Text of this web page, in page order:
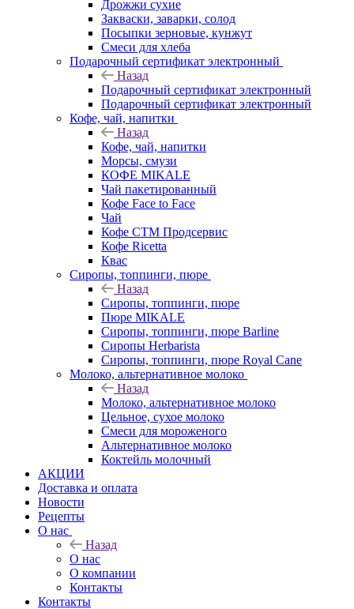
Дрожжи сухие
Закваски, заварки, солод
Посыпки зерновые, кунжут
Смеси для хлеба
Подарочный сертификат электронный
Назад
Подарочный сертификат электронный
Подарочный сертификат электронный
Кофе, чай, напитки
Назад
Кофе, чай, напитки
Морсы, смузи
КОФЕ MIKALE
Чай пакетированный
Кофе Face to Face
Чай
Кофе СТМ Продсервис
Кофе Ricetta
Квас
Сиропы, топпинги, пюре
Назад
Сиропы, топпинги, пюре
Пюре MIKALE
Сиропы, топпинги, пюре Barline
Сиропы Herbarista
Сиропы, топпинги, пюре Royal Cane
Молоко, альтернативное молоко
Назад
Молоко, альтернативное молоко
Цельное, сухое молоко
Смеси для мороженого
Альтернативное молоко
Коктейль молочный
АКЦИИ
Доставка и оплата
Новости
Рецепты
О нас
Назад
О нас
О компании
Контакты
Контакты